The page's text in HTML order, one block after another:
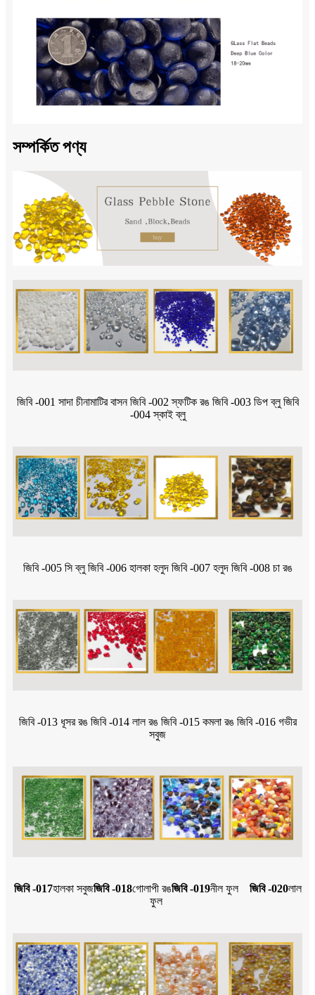
সম্পর্কিত পণ্য
জিবি -001 সাদা চীনামাটির বাসন জিবি -002 স্ফটিক রঙ জিবি -003 ডিপ ব্লু জিবি
-004 স্কাই ব্লু
জিবি -005 সি ব্লু জিবি -006 হালকা হলুদ জিবি -007 হলুদ জিবি -008 চা রঙ
জিবি -013 ধূসর রঙ জিবি -014 লাল রঙ জিবি -015 কমলা রঙ জিবি -016 গভীর
সবুজ
জিবি -017হালকা সবুজজিবি -018গোলাপী রঙজিবি -019নীল ফুল জিবি -020লাল
ফুল